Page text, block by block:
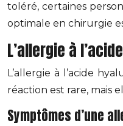
toléré, certaines
optimale en chirurgie
L’allergie à
L’allergie à l’acide
réaction est rare, mais
Symptômes d’une